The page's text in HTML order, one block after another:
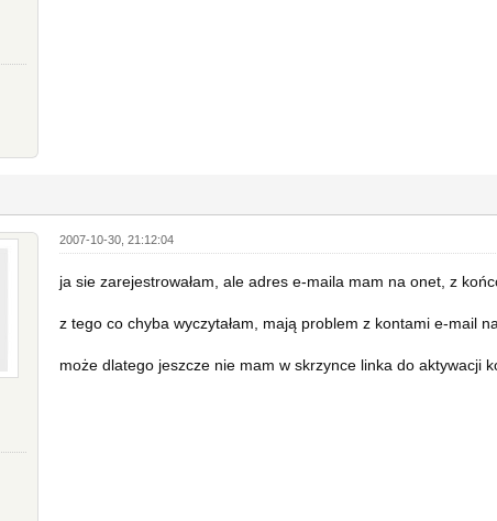
2007-10-30, 21:12:04
ja sie zarejestrowałam, ale adres e-maila mam na onet, z
z tego co chyba wyczytałam, mają problem z kontami e-mail
może dlatego jeszcze nie mam w skrzynce linka do aktywacji